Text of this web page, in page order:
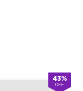
43%
OFF